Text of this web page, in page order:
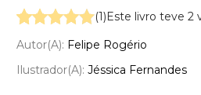
(1)Este livro teve 2
Autor(a): Felipe Rogério
Ilustrador(a): Jéssica Fernandes